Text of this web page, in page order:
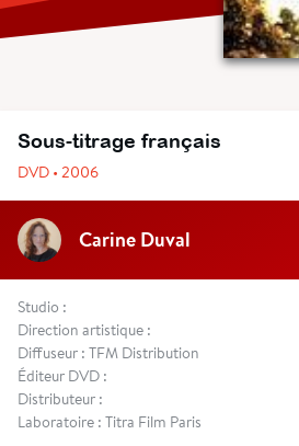
Sous-titrage français
DVD • 2006
Carine Duval
Studio :
Direction artistique :
Diffuseur : TFM Distribution
Éditeur DVD :
Distributeur :
Laboratoire : Titra Film Paris